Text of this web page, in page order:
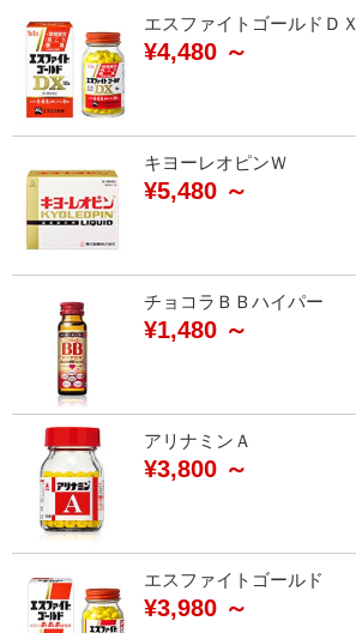
エスファイトゴールドＤＸ
¥4,480 ～
キヨーレオピンＷ
¥5,480 ～
チョコラＢＢハイパー
¥1,480 ～
アリナミンＡ
¥3,800 ～
エスファイトゴールド
¥3,980 ～